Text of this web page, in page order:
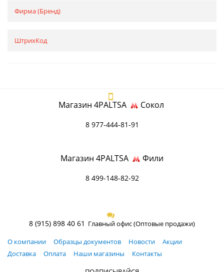
Фирма (Бренд)
ШтрихКод
Магазин 4PALTSA Сокол
8 977-444-81-91
Магазин 4PALTSA Фили
8 499-148-82-92
8 (915) 898 40 61 Главный офис (Оптовые продажи)
О компании
Образцы документов Новости
Акции
Доставка
Оплата Наши магазины
Контакты